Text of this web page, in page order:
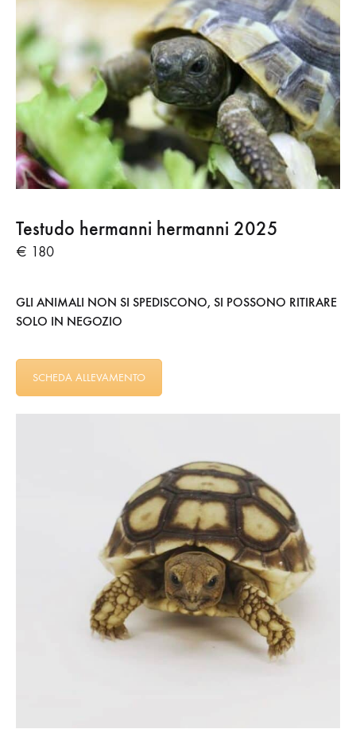
Testudo hermanni hermanni 2025
€ 180
GLI ANIMALI NON SI SPEDISCONO, SI POSSONO RITIRARE
SOLO IN NEGOZIO
SCHEDA ALLEVAMENTO